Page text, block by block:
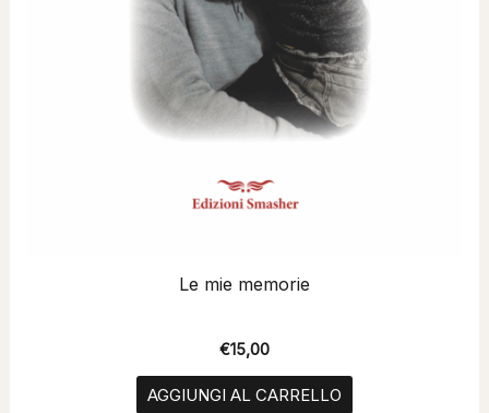
Le mie memorie
€15,00
AGGIUNGI AL CARRELLO